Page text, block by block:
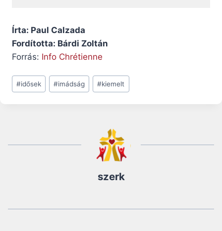
Írta: Paul Calzada
Fordította: Bárdi Zoltán
Forrás: Info Chrétienne
Post
Tags:
#idősek #imádság #kiemelt
szerk